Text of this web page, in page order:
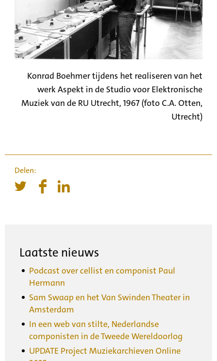
Konrad Boehmer tijdens het realiseren van het
werk Aspekt in de Studio voor Elektronische
Muziek van de RU Utrecht, 1967 (foto C.A. Otten,
Utrecht)
Laatste nieuws
Podcast over cellist en componist Paul
Hermann
Sam Swaap en het Van Swinden Theater in
Amsterdam
In een web van stilte, Nederlandse
componisten in de Tweede Wereldoorlog
UPDATE Project Muziekarchieven Online